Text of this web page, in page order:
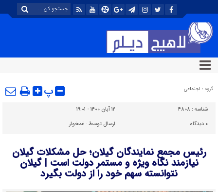
گروه : اجتماعی پ
شناسه : ۴۸۰۸
۱۲ آبان ۱۴۰۰ - ۱۹:۰۱
۰ دیدگاه ارسال توسط :غمخوار
رئیس مجمع نمایندگان گیلان؛ حل مشکلات گیلان
نیازمند نگاه ویژه و مستمر دولت است | گیلان
نتوانسته سهم خود را از دولت بگیرد